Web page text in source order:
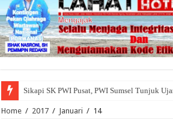
Sikapi SK PWI Pusat, PWI Sumsel Tunjuk
Home / 2017 / Januari / 14